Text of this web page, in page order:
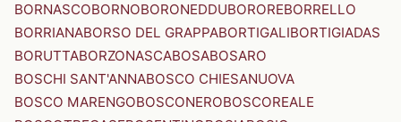
BORNASCOBORNOBORONEDDUBOROREBORRELLO
BORRIANABORSO DEL GRAPPABORTIGALIBORTIGIADAS
BORUTTABORZONASCABOSABOSARO
BOSCHI SANT'ANNABOSCO CHIESANUOVA
BOSCO MARENGOBOSCONEROBOSCOREALE